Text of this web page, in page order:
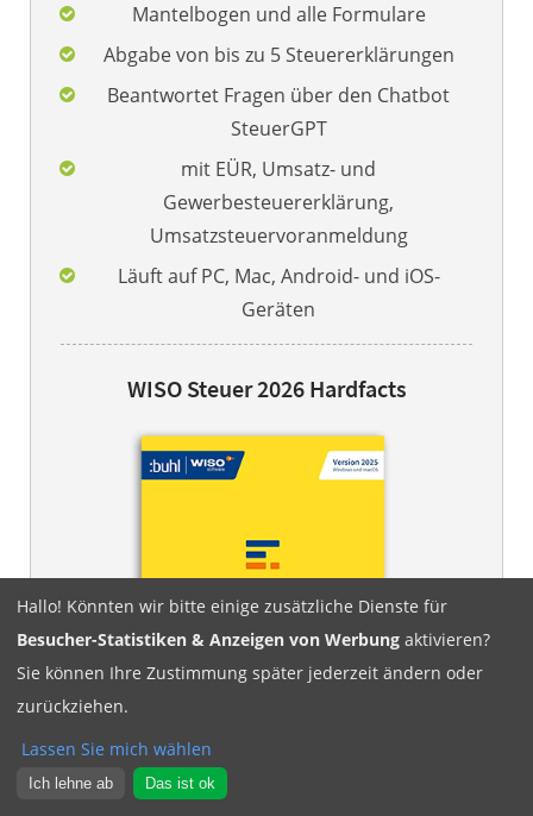
Mantelbogen und alle Formulare
Abgabe von bis zu 5 Steuererklärungen
Beantwortet Fragen über den Chatbot
SteuerGPT
mit EÜR, Umsatz- und
Gewerbesteuererklärung,
Umsatzsteuervoranmeldung
Läuft auf PC, Mac, Android- und iOS-
Geräten
WISO Steuer 2026 Hardfacts
Hallo! Könnten wir bitte einige zusätzliche Dienste für
Besucher-Statistiken & Anzeigen von Werbung aktivieren?
Sie können Ihre Zustimmung später jederzeit ändern oder
zurückziehen.
Lassen Sie mich wählen
Ich lehne ab Das ist ok